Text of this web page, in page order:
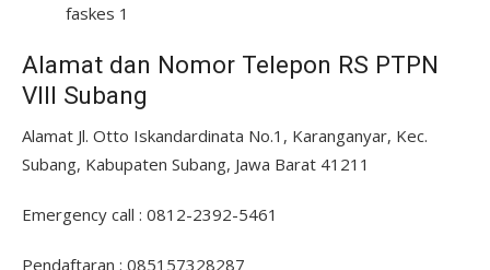
faskes 1
Alamat dan Nomor Telepon RS PTPN
VIII Subang
Alamat Jl. Otto Iskandardinata No.1, Karanganyar, Kec.
Subang, Kabupaten Subang, Jawa Barat 41211
Emergency call : 0812-2392-5461
Pendaftaran : 085157328287